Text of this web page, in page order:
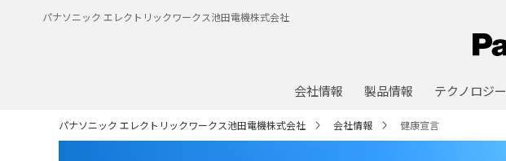
パナソニック エレクトリックワークス池田電機株式会社
会社情報 製品情報 テクノロジー
パナソニック エレクトリックワークス池田電機株式会社 会社情報 健康宣言